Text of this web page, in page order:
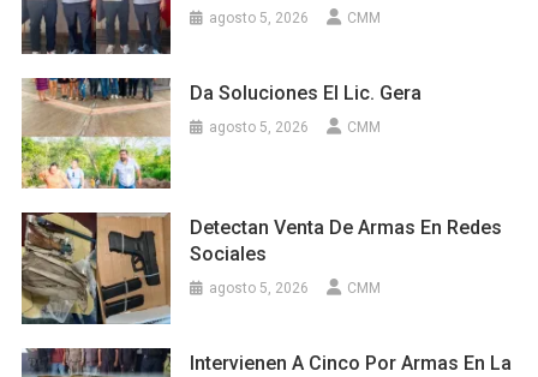
agosto 5, 2026 CMM
Da Soluciones El Lic. Gera
agosto 5, 2026 CMM
Detectan Venta De Armas En Redes
Sociales
agosto 5, 2026 CMM
Intervienen A Cinco Por Armas En La